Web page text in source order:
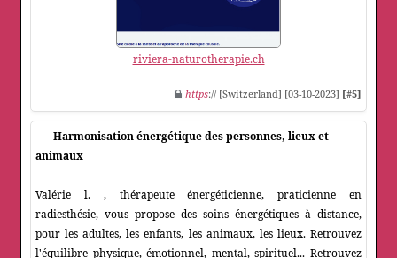
riviera-naturotherapie.ch
https:// [Switzerland] [03-10-2023] [#5]
Harmonisation énergétique des personnes, lieux et
animaux
Valérie l. , thérapeute énergéticienne, praticienne en
radiesthésie, vous propose des soins énergétiques à distance,
pour les adultes, les enfants, les animaux, les lieux. Retrouvez
l'équilibre physique, émotionnel, mental, spirituel... Retrouvez